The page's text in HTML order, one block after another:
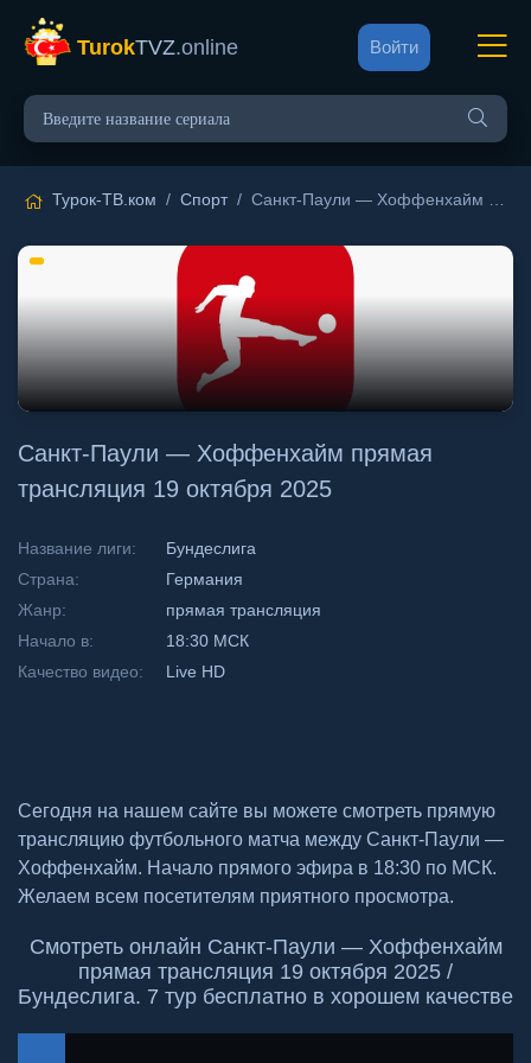
TurokTVZ.online Войти
Турок-ТВ.ком / Спорт/ Санкт-Паули — Хоффенхайм прямая трансляция 19 октября 2025
Санкт-Паули — Хоффенхайм прямая
трансляция 19 октября 2025
Название лиги:
Бундеслига
Страна:
Германия
Жанр:
прямая трансляция
Начало в:
18:30 МСК
Качество видео:
Live HD
Сегодня на нашем сайте вы можете смотреть прямую
трансляцию футбольного матча между Санкт-Паули —
Хоффенхайм. Начало прямого эфира в 18:30 по МСК.
Желаем всем посетителям приятного просмотра.
Смотреть онлайн Санкт-Паули — Хоффенхайм
прямая трансляция 19 октября 2025 /
Бундеслига. 7 тур бесплатно в хорошем качестве